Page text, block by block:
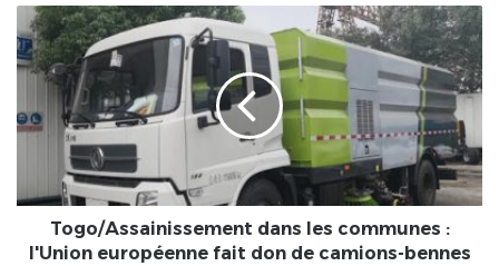
Togo/Assainissement
dans
les
communes
:
l'Union
européenne
don
camions-
Togo/Assainissement dans les communes :
l'Union européenne fait don de camions-bennes